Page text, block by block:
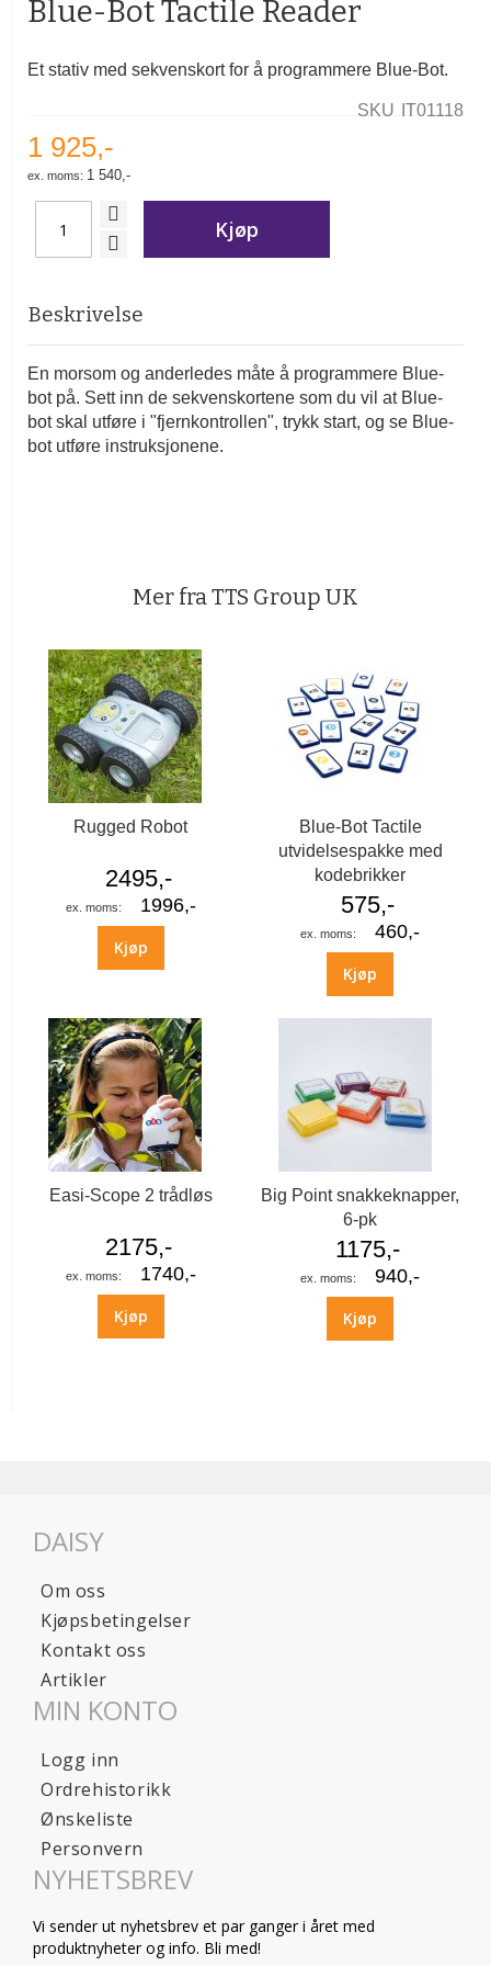
av
Blue-Bot Tactile Reader
Et stativ med sekvenskort for å programmere Blue-Bot.
SKU IT01118
1 925,-
1 540,-
Kjøp
Beskrivelse
En morsom og anderledes måte å programmere Blue-
bot på. Sett inn de sekvenskortene som du vil at Blue-
bot skal utføre i "fjernkontrollen", trykk start, og se Blue-
bot utføre instruksjonene.
Mer fra TTS Group UK
Rugged Robot
2495,-
1996,-
Kjøp
Blue-Bot Tactile
utvidelsespakke med
kodebrikker
575,-
460,-
Kjøp
Easi-Scope 2 trådløs
2175,-
1740,-
Kjøp
Big Point snakkeknapper,
6-pk
1175,-
940,-
Kjøp
DAISY
Om oss
Kjøpsbetingelser
Kontakt oss
Artikler
MIN KONTO
Logg inn
Ordrehistorikk
Ønskeliste
Personvern
NYHETSBREV
Vi sender ut nyhetsbrev et par ganger i året med
produktnyheter og info. Bli med!